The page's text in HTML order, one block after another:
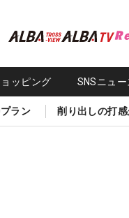
ッピング SNSニュー
ラン 削り出しの打